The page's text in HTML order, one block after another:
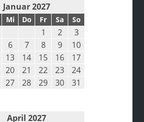
Januar 2027
Mi Do Fr Sa So
1 2
3
6 7 8 9
10
13 14 15 16
17
20 21 22 23
24
27 28 29 30 31
April 2027